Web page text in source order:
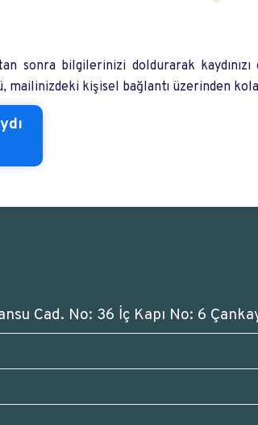
sonra bilgilerinizi doldurarak
mailinizdeki kişisel bağlantı üzerinden
Cad. No: 36 İç Kapı No: 6